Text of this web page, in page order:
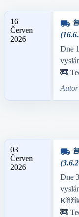
16
Červen
2026
local_shipping
Dne
🚒
Autor
03
Červen
2026
local_shipping
Dne
🚒